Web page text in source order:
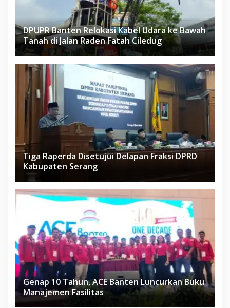
DPUPR Banten Relokasi Kabel Udara ke Bawah
Tanah di Jalan Raden Fatah Ciledug
Tiga Raperda Disetujui Delapan Fraksi DPRD
Kabupaten Serang
Genap 10 Tahun, ACE Banten Luncurkan Buku
Manajemen Fasilitas